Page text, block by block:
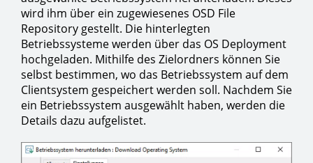
wird ihm über ein zugewiesenes OSD File
Repository gestellt. Die hinterlegten
Betriebssysteme werden über das OS Deployment
hochgeladen. Mithilfe des Zielordners können Sie
selbst bestimmen, wo das Betriebssystem auf dem
Clientsystem gespeichert werden soll. Nachdem Sie
ein Betriebssystem ausgewählt haben, werden die
Details dazu aufgelistet.